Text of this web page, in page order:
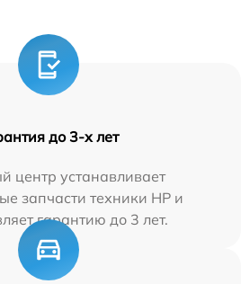
до 3-х лет
центр устанавливает
запчасти техники HP и
гарантию до 3 лет.